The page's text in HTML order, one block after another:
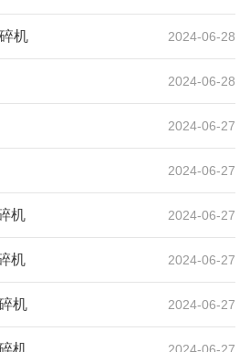
日产一万吨砂石料生产线
该项目执行经理
机 2024-06-28
2024-06-28
2024-06-27
2024-06-27
机 2024-06-27
机 2024-06-27
机 2024-06-27
机 2024-06-27